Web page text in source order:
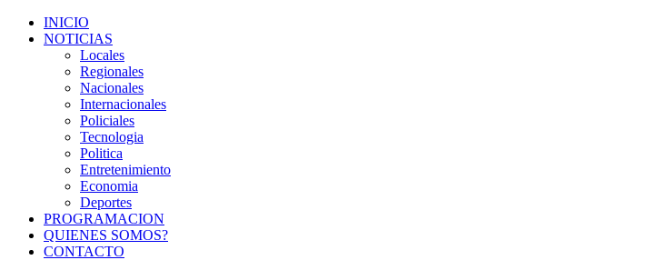
INICIO
NOTICIAS
Locales
Regionales
Nacionales
Internacionales
Policiales
Tecnologia
Politica
Entretenimiento
Economia
Deportes
PROGRAMACION
QUIENES SOMOS?
CONTACTO